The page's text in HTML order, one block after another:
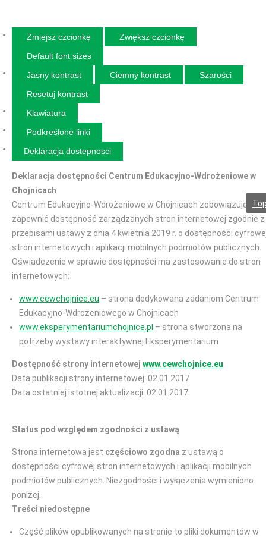
Zmiejsz czcionkę
Zwiększ czcionkę
Default font sizes
Jasny kontrast
Ciemny kontrast
Szarości
Resetuj kontrast
Klawiatura
Podkreślone linki
Deklaracja dostepnosci
Deklaracja dostępności Centrum Edukacyjno-Wdrożeniowe w
Chojnicach
Centrum Edukacyjno-Wdrożeniowe w Chojnicach zobowiązuje się
zapewnić dostępność zarządzanych stron internetowej zgodnie z
przepisami ustawy z dnia 4 kwietnia 2019 r. o dostępności
stron internetowych i aplikacji mobilnych podmiotów publicznych.
Oświadczenie w sprawie dostępności ma zastosowanie do stron
internetowych:
www.cewchojnice.eu – strona dedykowana zadaniom Centrum
Edukacyjno-Wdrożeniowego w Chojnicach
www.eksperymentariumchojnice.pl – strona stworzona na
potrzeby wystawy interaktywnej Eksperymentarium
Dostępność strony internetowej www.cewchojnice.eu
Data publikacji strony internetowej: 02.01.2017
Data ostatniej istotnej aktualizacji: 02.01.2017
Status pod względem zgodności z ustawą
Strona internetowa jest częściowo zgodna z ustawą o
dostępności cyfrowej stron internetowych i aplikacji mobilnych
podmiotów publicznych. Niezgodności i wyłączenia wymieniono
poniżej.
Treści niedostępne
Część plików opublikowanych na stronie to pliki dokumentów w